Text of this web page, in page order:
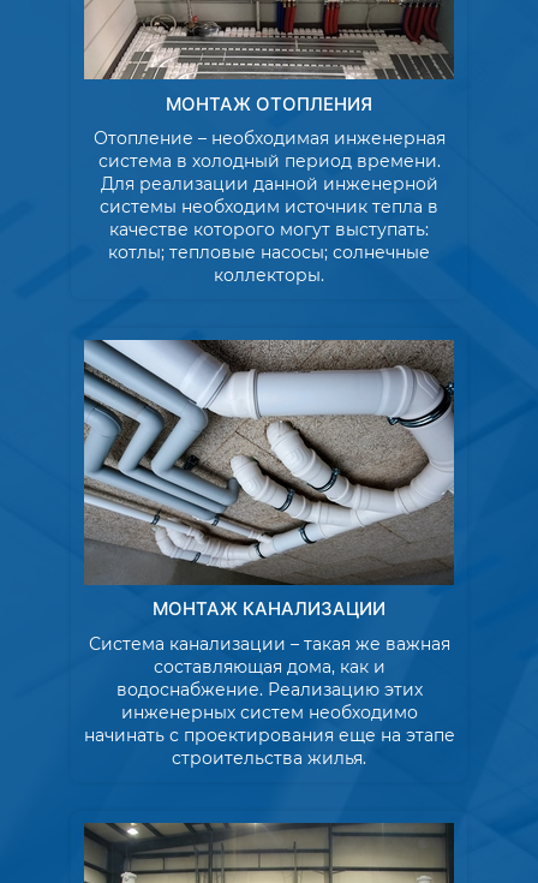
МОНТАЖ ОТОПЛЕНИЯ
Отопление – необходимая инженерная
система в холодный период времени.
Для реализации данной инженерной
системы необходим источник тепла в
качестве которого могут выступать:
котлы; тепловые насосы; солнечные
коллекторы.
МОНТАЖ КАНАЛИЗАЦИИ
Система канализации – такая же важная
составляющая дома, как и
водоснабжение. Реализацию этих
инженерных систем необходимо
начинать с проектирования еще на этапе
строительства жилья.